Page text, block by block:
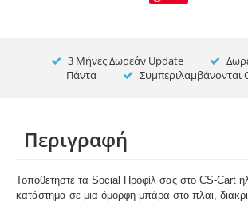
3 Μήνες Δωρεάν Update
Πάντα
Συμπεριλαμβάνονται
Περιγραφή
Τοποθετήστε τα Social Προφίλ σας στο CS-Cart
κατάστημα σε μια όμορφη μπάρα στο πλαι,